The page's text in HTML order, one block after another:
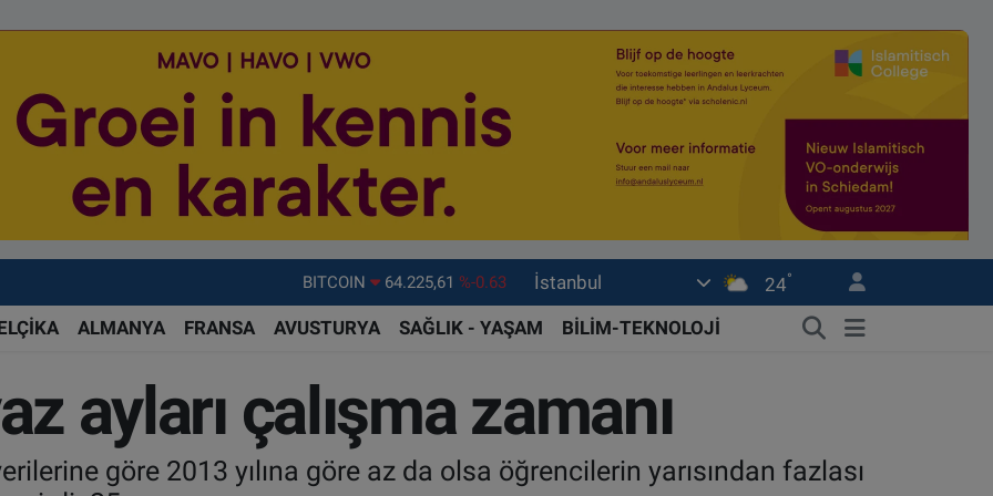
DOLAR
47,7143 %0.16
EURO
55,0317 %-0.02
GRAM ALTIN
6510.40
%0.45
BİST100
İstanbul 24°
ALMANYA FRANSA AVUSTURYA SAĞLIK - YAŞAM BİLİM-TEKNOLOJİ
ayları çalışma zamanı
göre 2013 yılına göre az da olsa öğrencilerin yarısından fazlası